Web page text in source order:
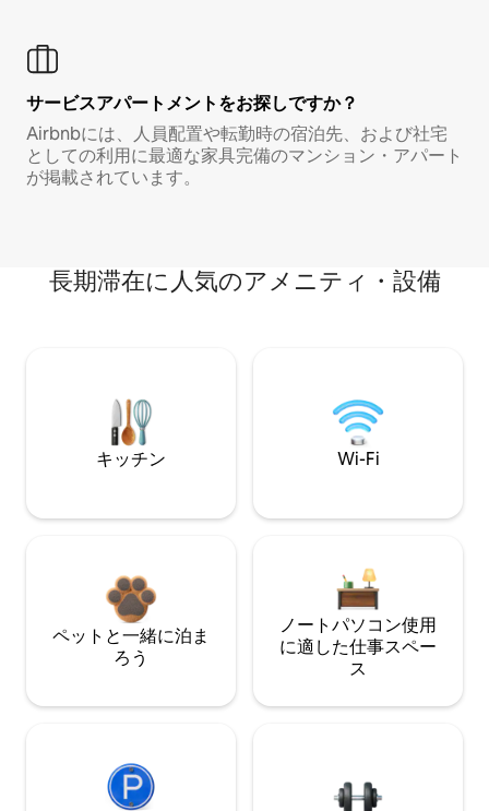
サービスアパートメントをお探しですか？
Airbnbには、人員配置や転勤時の宿泊先、および社宅
としての利用に最適な家具完備のマンション・アパート
が掲載されています。
長期滞在に人気のアメニティ・設備
キッチン Wi-Fi
ペットと一緒に泊ま
ろう
ノートパソコン使用
に適した仕事スペー
ス